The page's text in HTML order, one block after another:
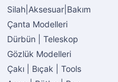
Silah|Aksesuar|Bakım
Çanta Modelleri
Dürbün | Teleskop
Gözlük Modelleri
Çakı | Bıçak | Tools